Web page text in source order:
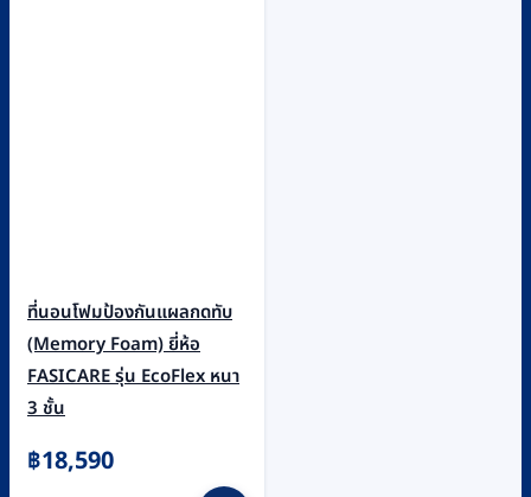
ที่นอนโฟมป้องกันแผลกดทับ
(Memory Foam) ยี่ห้อ
FASICARE รุ่น EcoFlex หนา
3 ชั้น
฿18,590